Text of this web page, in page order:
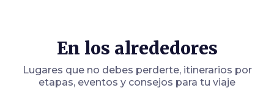
En los alrededores
Lugares que no debes perderte, itinerarios por
etapas, eventos y consejos para tu viaje